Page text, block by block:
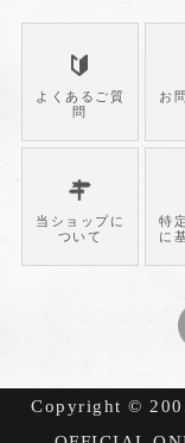
よくあるご質
問
お
当ショップに
ついて
特
に
Copyright ©